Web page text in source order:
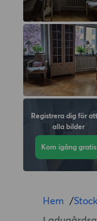
Registrera dig för
alla bilder
Kom igång gratis
Hem /